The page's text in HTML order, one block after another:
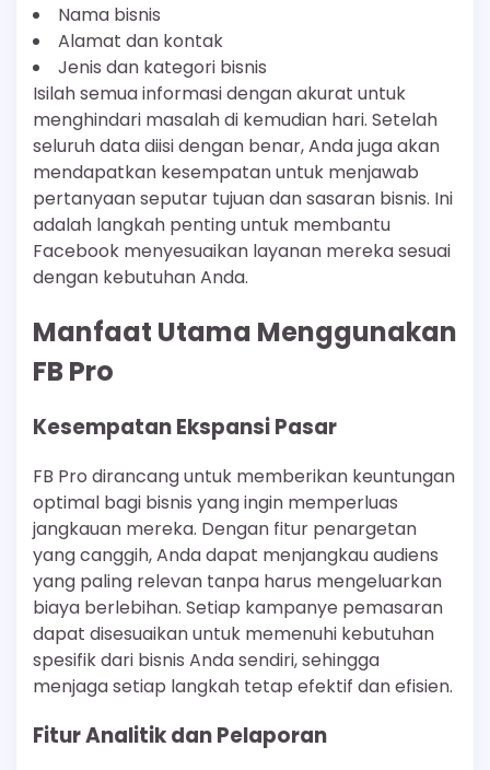
Nama bisnis
Alamat dan kontak
Jenis dan kategori bisnis
Isilah semua informasi dengan akurat untuk
menghindari masalah di kemudian hari. Setelah
seluruh data diisi dengan benar, Anda juga akan
mendapatkan kesempatan untuk menjawab
pertanyaan seputar tujuan dan sasaran bisnis. Ini
adalah langkah penting untuk membantu
Facebook menyesuaikan layanan mereka sesuai
dengan kebutuhan Anda.
Manfaat Utama Menggunakan
FB Pro
Kesempatan Ekspansi Pasar
FB Pro dirancang untuk memberikan keuntungan
optimal bagi bisnis yang ingin memperluas
jangkauan mereka. Dengan fitur penargetan
yang canggih, Anda dapat menjangkau audiens
yang paling relevan tanpa harus mengeluarkan
biaya berlebihan. Setiap kampanye pemasaran
dapat disesuaikan untuk memenuhi kebutuhan
spesifik dari bisnis Anda sendiri, sehingga
menjaga setiap langkah tetap efektif dan efisien.
Fitur Analitik dan Pelaporan